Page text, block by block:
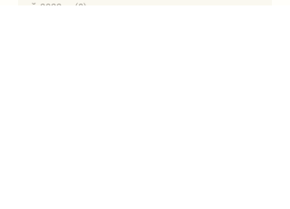
май 2023 г.
(8)